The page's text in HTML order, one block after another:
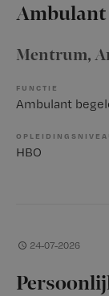
Ambulant
Mentrum,
FUNCTIE
Ambulant
HBO
24-07-2026